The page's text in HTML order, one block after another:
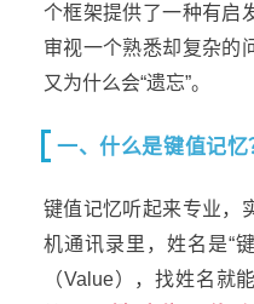
个框架提供了一种有启
审视一个熟悉却复杂的
又为什么会“遗忘”。
一、什么是键值记
键值记忆听起来专业，
机通讯录里，姓名是“
（Value），找姓名